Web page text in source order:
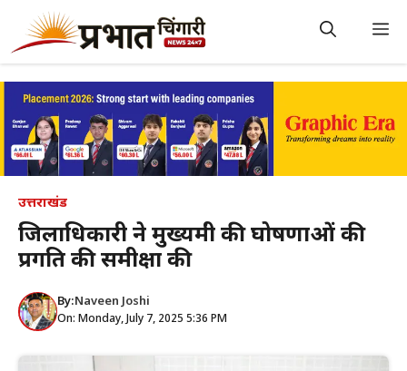
content
उत्तराखंड
जिलाधिकारी ने मुख्यमंत्री की घोषणाओं की
प्रगति की समीक्षा की
By:Naveen Joshi
On: Monday, July 7, 2025 5:36 PM